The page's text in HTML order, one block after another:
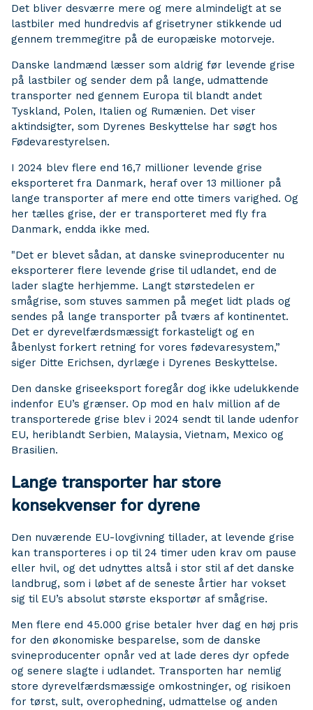
Det bliver desværre mere og mere almindeligt at se
lastbiler med hundredvis af grisetryner stikkende ud
gennem tremmegitre på de europæiske motorveje.
Danske landmænd læsser som aldrig før levende grise
på lastbiler og sender dem på lange, udmattende
transporter ned gennem Europa til blandt andet
Tyskland, Polen, Italien og Rumænien. Det viser
aktindsigter, som Dyrenes Beskyttelse har søgt hos
Fødevarestyrelsen.
I 2024 blev flere end 16,7 millioner levende grise
eksporteret fra Danmark, heraf over 13 millioner på
lange transporter af mere end otte timers varighed. Og
her tælles grise, der er transporteret med fly fra
Danmark, endda ikke med.
"Det er blevet sådan, at danske svineproducenter nu
eksporterer flere levende grise til udlandet, end de
lader slagte herhjemme. Langt størstedelen er
smågrise, som stuves sammen på meget lidt plads og
sendes på lange transporter på tværs af kontinentet.
Det er dyrevelfærdsmæssigt forkasteligt og en
åbenlyst forkert retning for vores fødevaresystem,”
siger Ditte Erichsen, dyrlæge i Dyrenes Beskyttelse.
Den danske griseeksport foregår dog ikke udelukkende
indenfor EU’s grænser. Op mod en halv million af de
transporterede grise blev i 2024 sendt til lande udenfor
EU, heriblandt Serbien, Malaysia, Vietnam, Mexico og
Brasilien.
Lange transporter har store
konsekvenser for dyrene
Den nuværende EU-lovgivning tillader, at levende grise
kan transporteres i op til 24 timer uden krav om pause
eller hvil, og det udnyttes altså i stor stil af det danske
landbrug, som i løbet af de seneste årtier har vokset
sig til EU’s absolut største eksportør af smågrise.
Men flere end 45.000 grise betaler hver dag en høj pris
for den økonomiske besparelse, som de danske
svineproducenter opnår ved at lade deres dyr opfede
og senere slagte i udlandet. Transporten har nemlig
store dyrevelfærdsmæssige omkostninger, og risikoen
for tørst, sult, overophedning, udmattelse og anden